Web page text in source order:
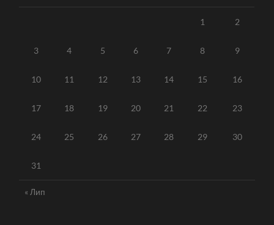
1 2
3 4 5 6 7 8 9
10 11 12 13 14 15 16
17 18 19 20 21 22 23
24 25 26 27 28 29 30
31
« Лип